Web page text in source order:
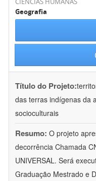
Geografia
Título do Projeto:
das terras indígenas da
socioculturais
Resumo: O projeto
decorrência Chamada
UNIVERSAL. Será
Graduação Mestrado e